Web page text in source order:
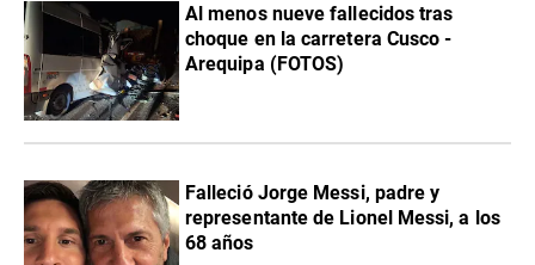
Al menos nueve fallecidos tras
choque en la carretera Cusco -
Arequipa (FOTOS)
Falleció Jorge Messi, padre y
representante de Lionel Messi, a los
68 años